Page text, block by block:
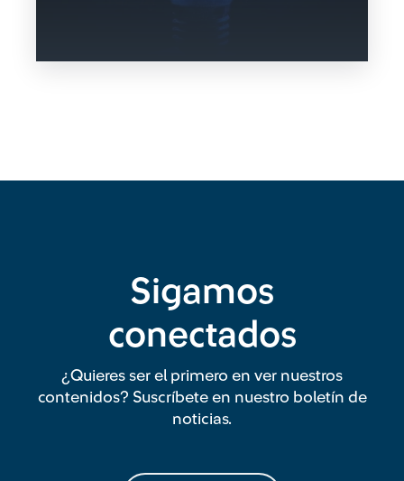
Sigamos
conectados
¿Quieres ser el primero en ver nuestros
contenidos? Suscríbete en nuestro boletín de
noticias.